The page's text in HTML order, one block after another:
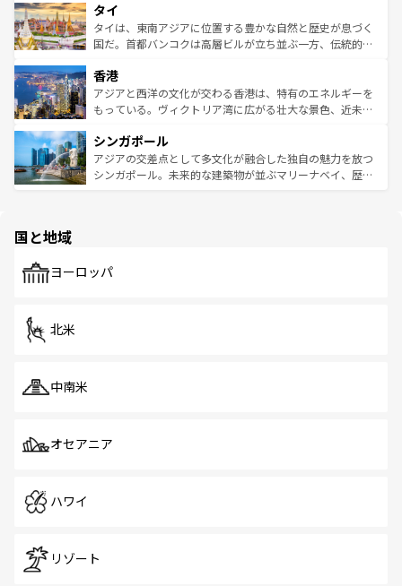
リティに包まれながら、韓国の多彩な魅力を心ゆくまで味
わってみてほしい。 なお、新着の韓国情報はコンテンツ一
覧を参照してほしい。
急速な発展と共に伝統が息づく。ハノイの古い町並みやホ
ーチミン市のフランス統治時代の建物も、独特の雰囲気を
醸し出している。また、バラエティの豊かさとおいしさで
とつ。フォーやバインミー、ベトナムコーヒーなどは、ぜ
ひ現地で味わいたい。どの地域を訪れてもあたたかい人々
が旅行者を迎えてくれるので、きっと忘れられない旅にな
参照してほしい。
タイ
タイは、東南アジアに位置する豊かな自然と歴史が息づく
国だ。首都バンコクは高層ビルが立ち並ぶ一方、伝統的な
の活気が交差している。北部ではチェンマイなどの山岳地
帯で自然と触れ合い、南部ではプーケットやクラビの美し
いビーチでリゾート気分を楽しむことができる。タイ料理
激する。気候は一年中温暖で、どの季節にも異なる楽しみ
が待っている。親しみやすいタイの人々、仏教を中心とし
た文化、そして多様な観光資源が、訪れる旅人を魅了し続
香港
アジアと西洋の文化が交わる香港は、特有のエネルギーを
もっている。ヴィクトリア湾に広がる壮大な景色、近未来
み、どこを訪れても感動するはず。観光スポットが密集し
ており、効率よく見どころを回れるのも魅力。息をのむよ
うな絶景から文化的な体験まで、香港を存分に楽しみ尽く
シンガポール
アジアの交差点として多文化が融合した独自の魅力を放つ
シンガポール。未来的な建築物が並ぶマリーナベイ、歴史
で、ホーカーズは地元の風情を楽しめる外せないスポット
国と地域
ヨーロッパ
北米
中南米
オセアニア
ハワイ
リゾート